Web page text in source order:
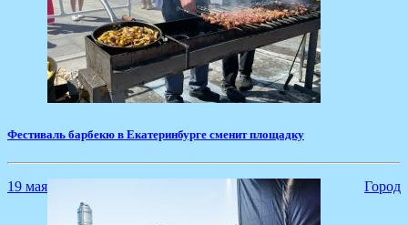
Фестиваль барбекю в Екатеринбурге сменит площадку
19 мая Город